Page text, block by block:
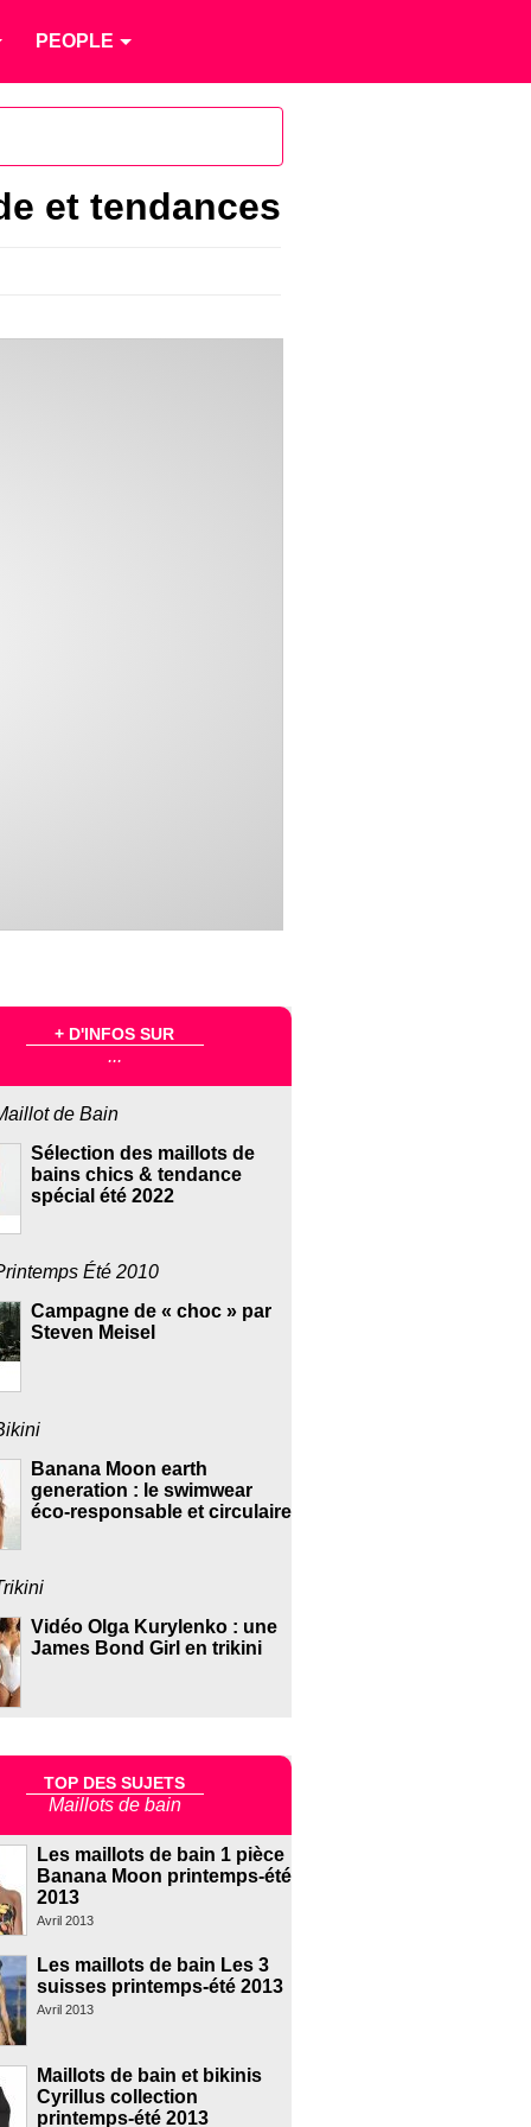
PEOPLE
et tendances
+ D'INFOS SUR
...
de Bain
Sélection des maillots de
bains chics & tendance
spécial été 2022
Été 2010
Campagne de « choc » par
Steven Meisel
Banana Moon earth
generation : le swimwear
éco-responsable et circulaire
Vidéo Olga Kurylenko : une
James Bond Girl en trikini
TOP DES SUJETS
Maillots de bain
Les maillots de bain 1 pièce
Banana Moon printemps-été
2013
Avril 2013
Les maillots de bain Les 3
suisses printemps-été 2013
Avril 2013
Maillots de bain et bikinis
Cyrillus collection
printemps-été 2013